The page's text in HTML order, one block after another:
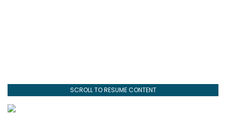
SCROLL TO RESUME CONTENT